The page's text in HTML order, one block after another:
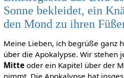
Sonne bekleidet, ein
den Mond zu ihren
Meine Lieben, ich begrüße ganz
über die Apokalypse. Wir stehen
Mitteoder ein Kapitel über der